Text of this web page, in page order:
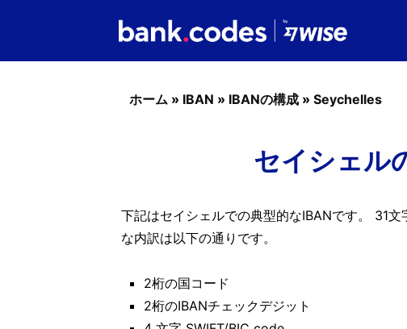
ホーム » IBAN » IBANの構成 » Seychelles
セイシェル
下記はセイシェルでの典型的なIBANです。 31
な内訳は以下の通りです。
2桁の国コード
2桁のIBANチェックデジット